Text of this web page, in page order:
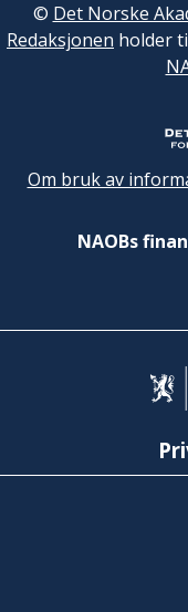
© Det Norske
Redaksjonen holder
Om bruk av
NAOBs